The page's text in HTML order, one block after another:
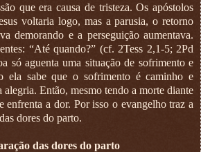
que era causa de tristeza. Os apóstolos
voltaria logo, mas a parusia, o retorno
demorando e a perseguição aumentava.
“Até quando?” (cf. 2Tess 2,1-5; 2Pd
só aguenta uma situação de sofrimento e
ela sabe que o sofrimento é caminho e
alegria. Então, mesmo tendo a morte diante
enfrenta a dor. Por isso o evangelho traz a
dores do parto.
das dores do parto